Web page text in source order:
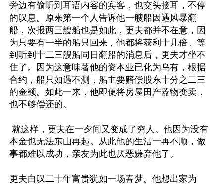
旁边有偷听到耳语内容的宾客，也交头接耳，不停
的叹息。原来第一个人告诉他一艘船因遇风暴翻
船，次报两三艘船也是如此，更夫都并不在意，因
为只要有一半的船只回来，他都将获利十几倍。等
到听到十二三艘船同日翻船的消息后，更夫才坐不
住了。因为这意味著他的资本业已化为乌有，根据
合约，船只如遇不测，船主要赔偿股东十分之二三
的金额。如此一来，他即便将房屋田产器物变卖，
也不够偿还的。
本金也无法东山再起。从此他的生活一再不顺，做
事都难以成功，亲友为此也厌恶嫌弃他了。
更夫自叹二十年富贵犹如一场春梦。他想出家为